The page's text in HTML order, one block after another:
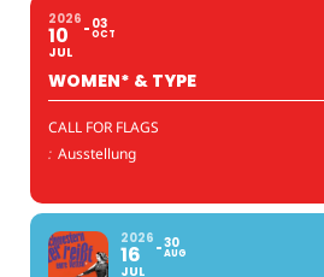
2026
10
JUL
03
OCT
WOMEN* & TYPE
CALL FOR FLAGS
: Ausstellung
2026
16
JUL
30
AUG